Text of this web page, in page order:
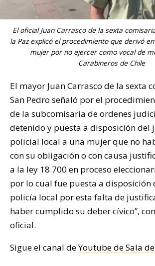
El oficial Juan Carrasco de la sexta
la Paz explicó el procedimiento que derivó
mujer por no ejercer como vocal de
Carabineros de Chile
El mayor Juan Carrasco de la sexta
San Pedro señaló por el
de la subcomisaria de ordenes
detenido y puesta a disposición del
policial local a una mujer que no
con su obligación o con causa
a la ley 18.700 en proceso
por lo cual fue puesta a disposición
policía local por esta falta de
haber cumplido su deber cívico”,
oficial.
Sigue el canal deYoutube de Sala